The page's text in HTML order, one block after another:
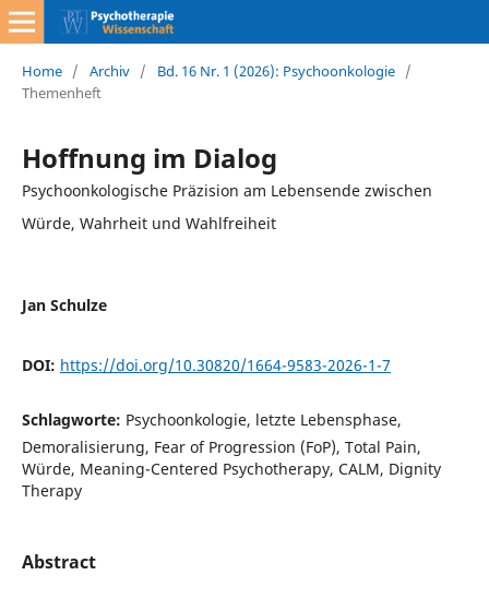
Home / Archiv / Bd. 16 Nr. 1 (2026): Psychoonkologie /
Themenheft
Hoffnung im Dialog
Psychoonkologische Präzision am Lebensende zwischen
Würde, Wahrheit und Wahlfreiheit
Jan Schulze
DOI: https://doi.org/10.30820/1664-9583-2026-1-7
Schlagworte: Psychoonkologie, letzte Lebensphase,
Demoralisierung, Fear of Progression (FoP), Total Pain,
Würde, Meaning-Centered Psychotherapy, CALM, Dignity
Therapy
Abstract